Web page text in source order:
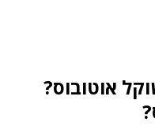
אוטובוס?